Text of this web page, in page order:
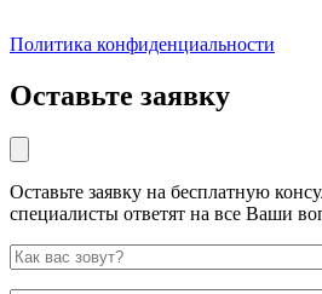
Политика конфиденциальности
Оставьте заявку
Оставьте заявку на бесплатную
специалисты ответят на все Ваши